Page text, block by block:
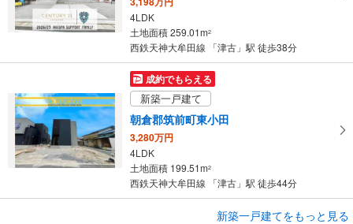
4LDK
土地面積 259.01m2
西鉄天神大牟田線 「津古」駅 徒歩38分
成約でもらえる
新築一戸建て
朝倉郡筑前町東小田
3,280万円
4LDK
土地面積 199.51m2
西鉄天神大牟田線 「津古」駅 徒歩44分
新築一戸建てをもっと見る